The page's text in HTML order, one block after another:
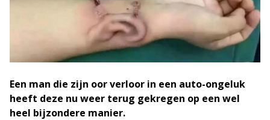
Een man die zijn oor verloor in een auto-ongeluk
heeft deze nu weer terug gekregen op een wel
heel bijzondere manier.